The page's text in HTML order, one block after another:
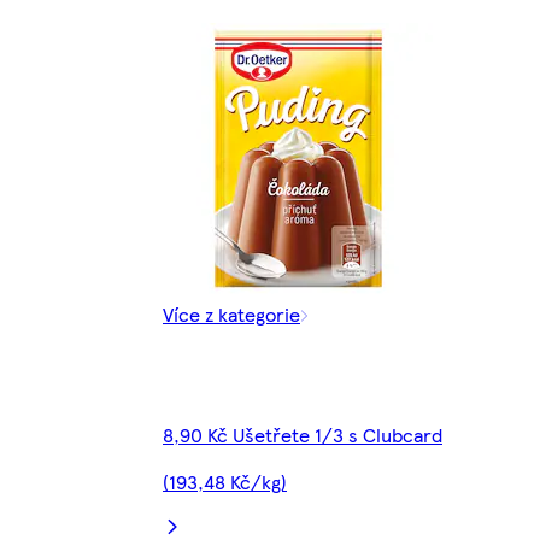
Více z kategorie
8,90 Kč Ušetřete 1/3 s Clubcard
(193,48 Kč/kg)